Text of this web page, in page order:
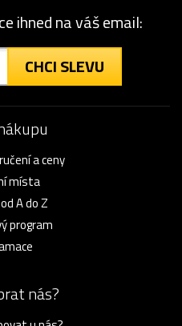
ihned na váš email:
CHCI SLEVU
a ceny
místa
A do Z
program
nás?